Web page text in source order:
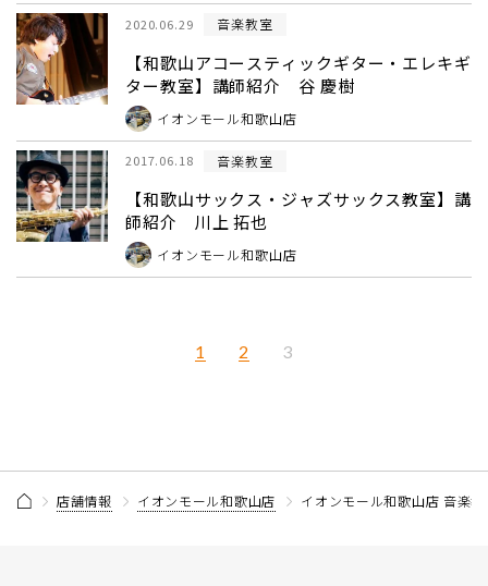
2020.06.29 音楽教室
【和歌山アコースティックギター・エレキギ
ター教室】講師紹介 谷 慶樹
イオンモール和歌山店
2017.06.18 音楽教室
【和歌山サックス・ジャズサックス教室】講
師紹介 川上 拓也
イオンモール和歌山店
1 2 3
店舗情報 イオンモール和歌山店 イオンモール和歌山店 音楽